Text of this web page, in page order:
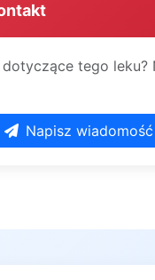
tego leku?
Napisz wiadomość